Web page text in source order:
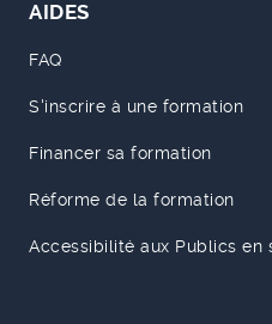
AIDES
FAQ
S'inscrire à une formation
Financer sa formation
Réforme de la formation
Accessibilité aux Publics en